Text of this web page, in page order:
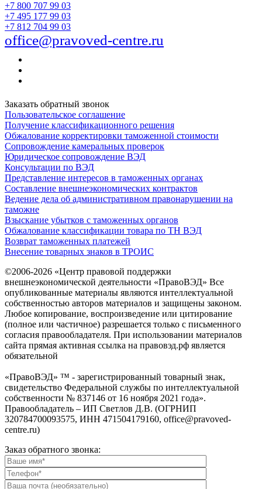
+7 800 707 99 03
+7 495 177 99 03
+7 812 704 99 03
office@pravoved-centre.ru
Заказать обратный звонок
Пользовательское соглашение
Получение классификационного решения
Обжалование корректировки таможенной стоимости
Сопровождение камеральных проверок
Юридическое сопровождение ВЭД
Консультации по ВЭД
Представление интересов в таможенных органах
Составление внешнеэкономических контрактов
Ведение дела об административном правонарушении на
таможне
Взыскание убытков с таможенных органов
Обжалование классификации товара по ТН ВЭД
Возврат таможенных платежей
Внесение товарных знаков в ТРОИС
©2006-2026 «Центр правовой поддержки
внешнеэкономической деятельности «ПравоВЭД» Все
опубликованные материалы являются интеллектуальной
собственностью авторов материалов и защищены законом.
Любое копирование, воспроизведение или цитирование
(полное или частичное) разрешается только с письменного
согласия правообладателя. При использовании материалов
сайта прямая активная ссылка на правовэд.рф является
обязательной
«ПравоВЭД» ™ - зарегистрированный товарный знак,
свидетельство Федеральной службы по интеллектуальной
собственности № 837146 от 16 ноября 2021 года».
Правообладатель – ИП Светлов Д.В. (ОГРНИП
320784700093575, ИНН 471504179160, office@pravoved-
centre.ru)
Заказ обратного звонка: